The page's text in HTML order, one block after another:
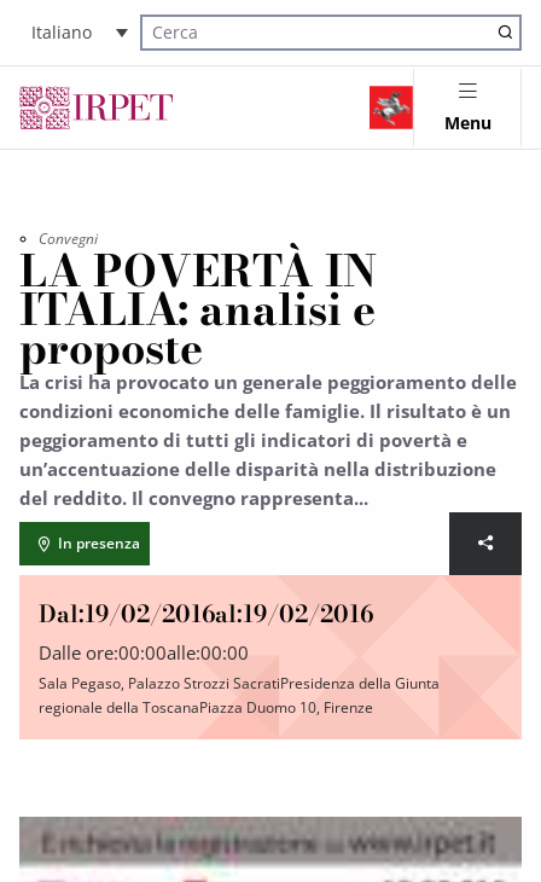
Italiano
Cerca nel sito
Menu
Convegni
LA POVERTÀ IN
ITALIA: analisi e
proposte
La crisi ha provocato un generale peggioramento delle
condizioni economiche delle famiglie. Il risultato è un
peggioramento di tutti gli indicatori di povertà e
un’accentuazione delle disparità nella distribuzione
del reddito. Il convegno rappresenta...
In presenza
Dal:19/02/2016al:19/02/2016
Dalle ore:00:00alle:00:00
Sala Pegaso, Palazzo Strozzi SacratiPresidenza della Giunta
regionale della ToscanaPiazza Duomo 10, Firenze